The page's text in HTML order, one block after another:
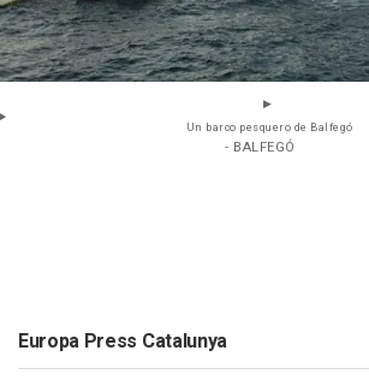
Un barco pesquero de Balfegó
- BALFEGÓ
Europa Press Catalunya